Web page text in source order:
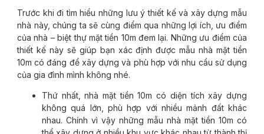
Trước khi đi tìm hiểu những lưu ý thiết kế và xây dựng mẫu
nhà này, chúng ta sẽ cùng điểm qua những lợi ích, ưu điểm
của nhà – biệt thự mặt tiền 10m đem lại. Những ưu điểm của
thiết kế này sẽ giúp bạn xác định được mẫu nhà mặt tiền
10m có đáng để xây dựng và phù hợp với nhu cầu sử dụng
của gia đình mình không nhé.
Thứ nhất, nhà mặt tiền 10m có diện tích xây dựng
không quá lớn, phù hợp với nhiều mảnh đất khác
nhau. Chính vì vậy những mẫu nhà mặt tiền 10m có